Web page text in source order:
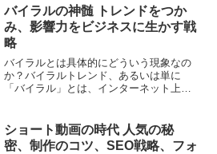
な質問形式でカテゴリ化することで、内
容の見通しを良くし、興味を...
バイラルの神髄 トレンドをつか
み、影響力をビジネスに生かす戦
略
バイラルとは具体的にどういう現象なの
か？バイラルトレンド、あるいは単に
「バイラル」とは、インターネット上で
の現象は社会的ネットワーキングサイ
ト、動画共有サービス、ブログ...
ショート動画の時代 人気の秘
密、制作のコツ、SEO戦略、フォ